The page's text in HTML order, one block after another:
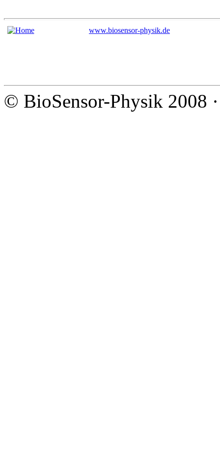
www.biosensor-physik.de
© BioSensor-Physik 2008